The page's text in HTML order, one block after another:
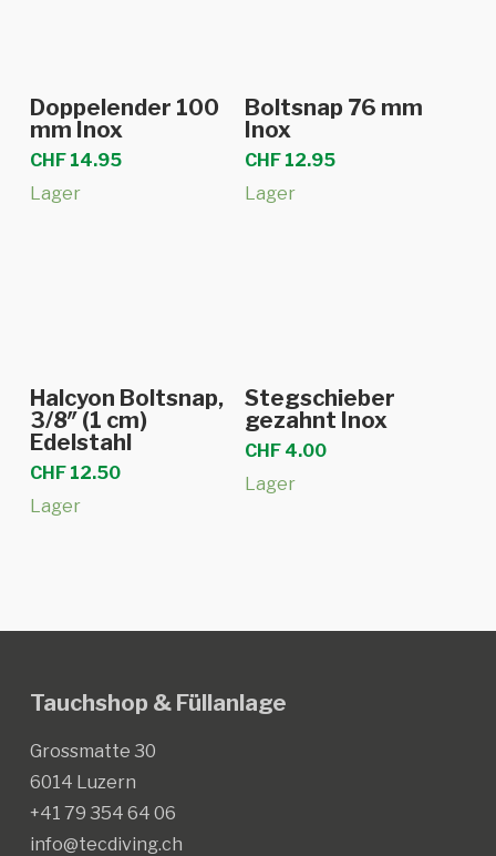
In den Warenkorb
Doppelender 100
mm Inox
CHF14.95
Lager
In den Warenkorb
Boltsnap 76 mm
Inox
CHF 12.95
Lager
In den Warenkorb
Halcyon Boltsnap,
3/8″ (1 cm)
Edelstahl
CHF12.50
Lager
In den Warenkorb
Stegschieber
gezahnt Inox
CHF 4.00
Lager
Tauchshop & Füllanlage
Grossmatte 30
6014 Luzern
+41 79 354 64 06
info@tecdiving.ch